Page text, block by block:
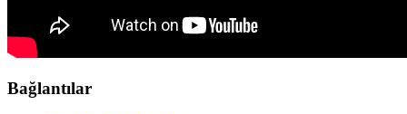
Bağlantılar